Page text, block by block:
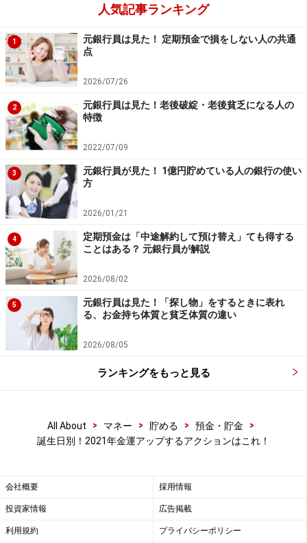
■パーソナルイヤー2
流れに身を任せるとよい1年。人脈作りが成功の鍵にな
りそうです。また誰かをサポートすることでツキが得ら
れますよ。大切な人との時間を取らないとツキは下がり
ます。
■パーソナルイヤー3
自分が楽しいこと、楽しみたいことにフォーカスすると
ツキが得られます。オンラインなどをフル活用して、情
報交換をすると運気はさらに上がります。
■パーソナルイヤー4
新たなことを始めるよりも今あるモノやコトに注目を。
目標を決めたら努力と勉強を重ねることが必要です。伝
統を重んじるのが開運のポイント。お墓参りには必ず行
きましょう。
ノを身の回りに置いておくと吉です。
周りの人たちに思いやりを持って接することが開運の鍵
になります。責任を持って取り組むことと、部下や後輩
の面倒を見るのが開運アップにつながります。
人気記事ランキング
1
元銀行員は見た！ 定期預金で損をしない人の共通
点
2026/07/26
2
元銀行員は見た！老後破綻・老後貧乏になる人の
特徴
2022/07/09
3
元銀行員が見た！ 1億円貯めている人の銀行の使い
方
2026/01/21
4
定期預金は「中途解約して預け替え」ても得する
ことはある？ 元銀行員が解説
2026/08/02
5
元銀行員は見た！「探し物」をするときに表れ
る、お金持ち体質と貧乏体質の違い
2026/08/05
ランキングをもっと見る
All About > マネー > 貯める > 預金・貯金
>
誕生日別！2021年金運アップするアクションはこれ！
会社概要 採用情報
投資家情報 広告掲載
利用規約 プライバシーポリシー